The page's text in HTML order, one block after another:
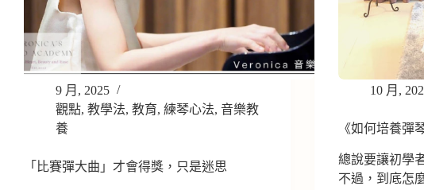
9 月, 2025
觀點, 教學法, 教育, 練琴心法, 音樂教
養
「比賽彈大曲」才會得獎，只是迷思
10 月,
《如何培養彈
總說要讓初學
不過，到底怎